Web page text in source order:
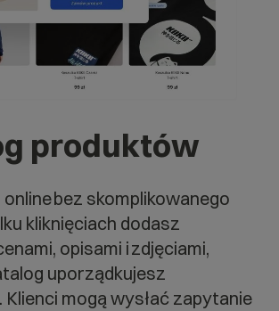
produktów
bez skomplikowanego
kliknięciach dodasz
opisami i zdjęciami,
uporządkujesz
Klienci mogą wysłać zapytanie